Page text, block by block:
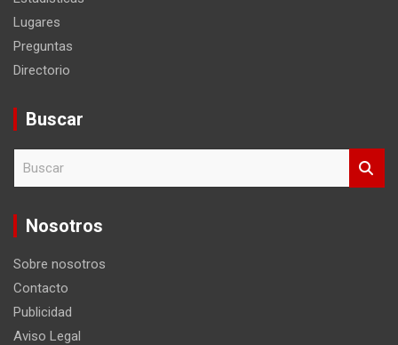
Lugares
Preguntas
Directorio
Buscar
c
Nosotros
Sobre nosotros
Contacto
Publicidad
Aviso Legal